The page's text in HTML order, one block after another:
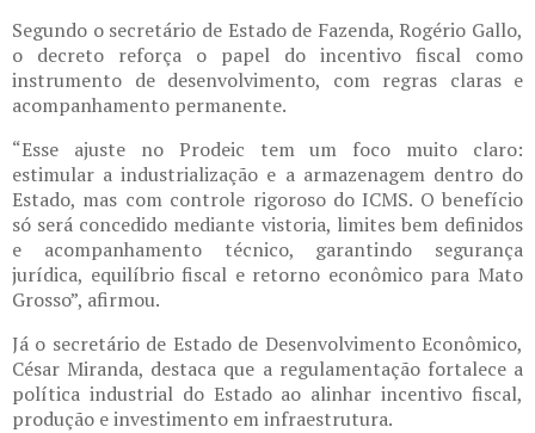
Segundo o secretário de Estado de Fazenda, Rogério Gallo,
o decreto reforça o papel do incentivo fiscal como
instrumento de desenvolvimento, com regras claras e
acompanhamento permanente.
“Esse ajuste no Prodeic tem um foco muito claro:
estimular a industrialização e a armazenagem dentro do
Estado, mas com controle rigoroso do ICMS. O benefício
só será concedido mediante vistoria, limites bem definidos
e acompanhamento técnico, garantindo segurança
jurídica, equilíbrio fiscal e retorno econômico para Mato
Grosso”, afirmou.
Já o secretário de Estado de Desenvolvimento Econômico,
César Miranda, destaca que a regulamentação fortalece a
política industrial do Estado ao alinhar incentivo fiscal,
produção e investimento em infraestrutura.